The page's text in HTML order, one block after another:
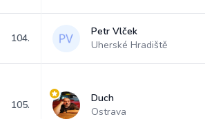
104.
Petr Vlček
Uherské Hradiště
105.
Duch
Ostrava